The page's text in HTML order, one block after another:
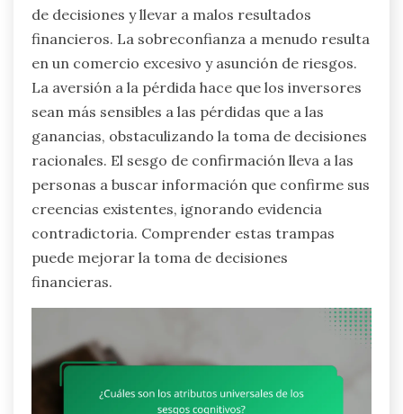
de decisiones y llevar a malos resultados
financieros. La sobreconfianza a menudo resulta
en un comercio excesivo y asunción de riesgos.
La aversión a la pérdida hace que los inversores
sean más sensibles a las pérdidas que a las
ganancias, obstaculizando la toma de decisiones
racionales. El sesgo de confirmación lleva a las
personas a buscar información que confirme sus
creencias existentes, ignorando evidencia
contradictoria. Comprender estas trampas
puede mejorar la toma de decisiones
financieras.